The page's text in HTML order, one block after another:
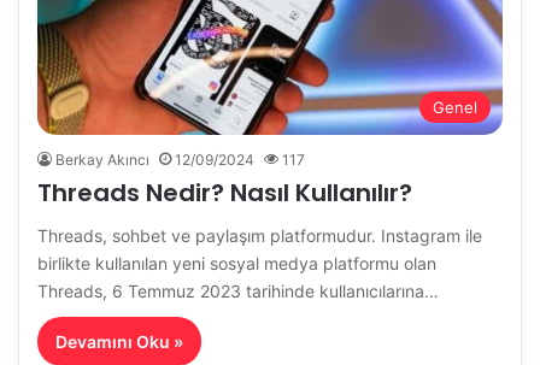
Genel
Berkay Akıncı 12/09/2024 117
Threads Nedir? Nasıl Kullanılır?
Threads, sohbet ve paylaşım platformudur. Instagram ile
birlikte kullanılan yeni sosyal medya platformu olan
Threads, 6 Temmuz 2023 tarihinde kullanıcılarına…
Devamını Oku »